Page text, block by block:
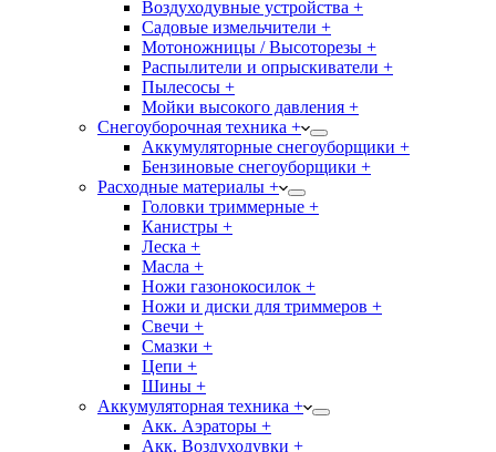
Воздуходувные устройства +
Садовые измельчители +
Мотоножницы / Высоторезы +
Распылители и опрыскиватели +
Пылесосы +
Мойки высокого давления +
Снегоуборочная техника +
Аккумуляторные снегоуборщики +
Бензиновые снегоуборщики +
Расходные материалы +
Головки триммерные +
Канистры +
Леска +
Масла +
Ножи газонокосилок +
Ножи и диски для триммеров +
Свечи +
Смазки +
Цепи +
Шины +
Аккумуляторная техника +
Акк. Аэраторы +
Акк. Воздуходувки +